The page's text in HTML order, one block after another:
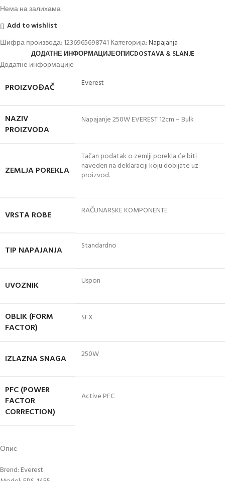
Нема на залихама
Add to wishlist
Шифра производа: 1236965698741 Категорија:Napajanja
ДОДАТНЕ ИНФОРМАЦИЈЕОПИСDOSTAVA & SLANJE
Додатне информације
PROIZVOĐAČ Everest
NAZIV
PROIZVODA
Napajanje 250W EVEREST 12cm – Bulk
ZEMLJA POREKLA
Tačan podatak o zemlji porekla će biti
naveden na deklaraciji koju dobijate uz
proizvod.
VRSTA ROBE RAČUNARSKE KOMPONENTE
TIP NAPAJANJA Standardno
UVOZNIK Uspon
OBLIK (FORM
FACTOR)
SFX
IZLAZNA SNAGA 250W
PFC (POWER
FACTOR
CORRECTION)
Active PFC
Опис
Brend: Everest